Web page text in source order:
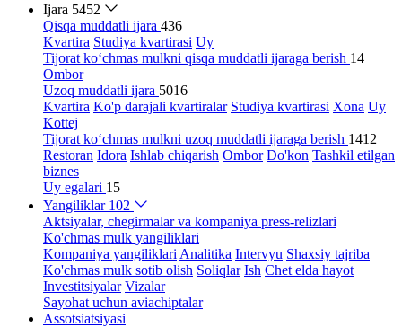
Ijara 5452
Qisqa muddatli ijara 436
Kvartira Studiya kvartirasi Uy
Tijorat ko‘chmas mulkni qisqa muddatli ijaraga berish 14
Ombor
Uzoq muddatli ijara 5016
Kvartira Ko'p darajali kvartiralar Studiya kvartirasi Xona Uy
Kottej
Tijorat ko‘chmas mulkni uzoq muddatli ijaraga berish 1412
Restoran Idora Ishlab chiqarish Ombor Do'kon Tashkil etilgan
biznes
Uy egalari 15
Yangiliklar 102
Aktsiyalar, chegirmalar va kompaniya press-relizlari
Ko'chmas mulk yangiliklari
Kompaniya yangiliklari Analitika Intervyu Shaxsiy tajriba
Ko'chmas mulk sotib olish Soliqlar Ish Chet elda hayot
Investitsiyalar Vizalar
Sayohat uchun aviachiptalar
Assotsiatsiyasi